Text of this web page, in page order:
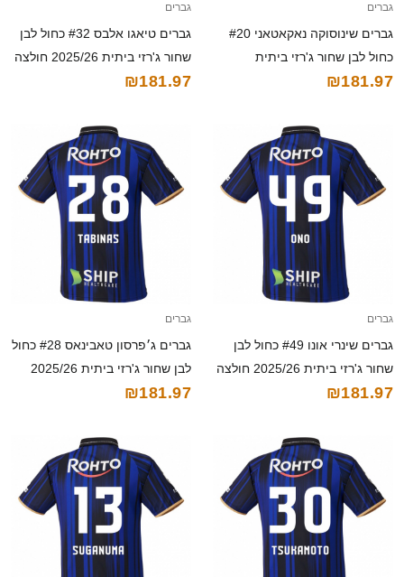
גברים
גברים שינוסוקה נאקאטאני #20
כחול לבן שחור ג'רזי ביתית
2025/26 חולצה קצרה
₪181.97
גברים
גברים טיאגו אלבס #32 כחול לבן
שחור ג'רזי ביתית 2025/26 חולצה
קצרה
₪181.97
גברים
גברים שינרי אונו #49 כחול לבן
שחור ג'רזי ביתית 2025/26 חולצה
קצרה
₪181.97
גברים
גברים ג׳פרסון טאבינאס #28 כחול
לבן שחור ג'רזי ביתית 2025/26
חולצה קצרה
₪181.97